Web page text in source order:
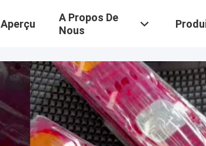
Aperçu
A Propos De
Nous